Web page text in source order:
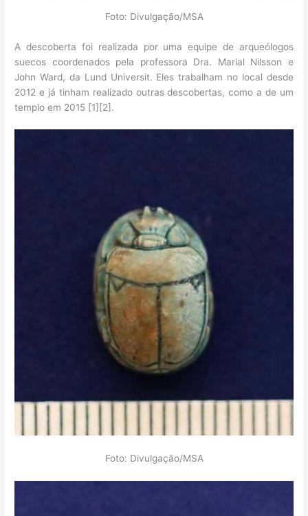
Foto: Divulgação/MSA
A descoberta foi realizada por uma equipe de arqueólogos
suecos coordenados pela professora Dra. Marial Nilsson e
John Ward, da Lund Universit. Eles trabalham no local desde
2012 e já tinham realizado outras descobertas, como a de um
templo em 2015 [1][2].
Foto: Divulgação/MSA